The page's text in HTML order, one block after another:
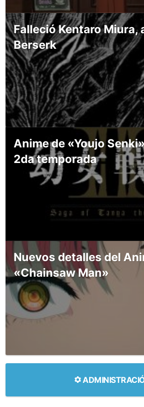
Falleció Kentaro Miura,
Berserk
Anime de «Youjo
2da temporada
Nuevos detalles del
«Chainsaw Man»